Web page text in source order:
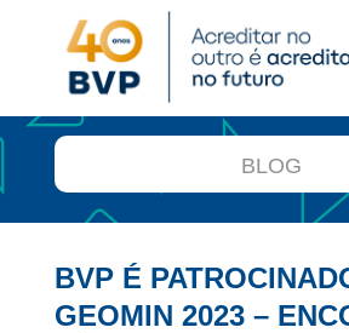
BLOG
BVP É
GEOMIN 2023 –